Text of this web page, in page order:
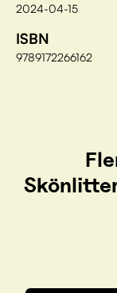
2024-04-15
ISBN
9789172266162